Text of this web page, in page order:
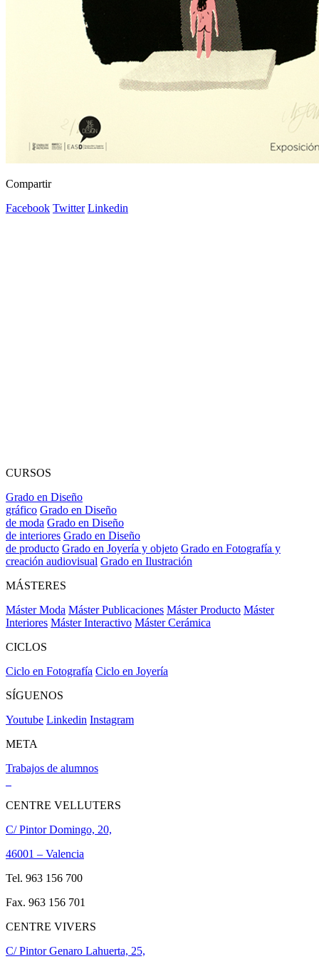
Compartir
Facebook Twitter Linkedin
CURSOS
Grado en Diseño
gráfico Grado en Diseño
de moda Grado en Diseño
de interiores Grado en Diseño
de producto Grado en Joyería y objeto Grado en Fotografía y
creación audiovisual Grado en Ilustración
MÁSTERES
Máster Moda Máster Publicaciones Máster Producto Máster
Interiores Máster Interactivo Máster Cerámica
CICLOS
Ciclo en Fotografía Ciclo en Joyería
SÍGUENOS
Youtube Linkedin Instagram
META
Trabajos de alumnos
CENTRE VELLUTERS
C/ Pintor Domingo, 20,
46001 – Valencia
Tel. 963 156 700
Fax. 963 156 701
CENTRE VIVERS
C/ Pintor Genaro Lahuerta, 25,